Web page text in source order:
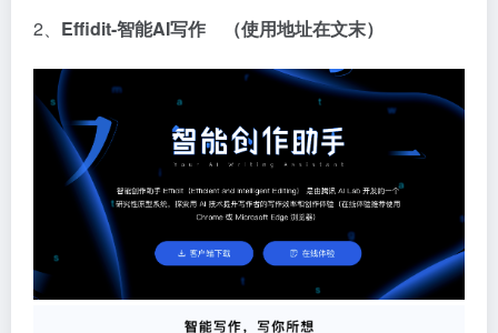
2、 Effidit-智能AI写作 （使用地址在文末）